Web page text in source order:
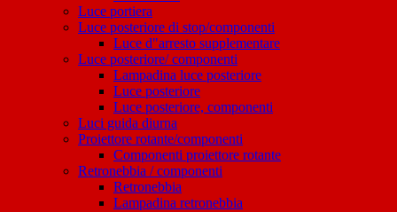
Luce portiera
Luce posteriore di stop/componenti
Luce d"arresto supplementare
Luce posteriore/ componenti
Lampadina luce posteriore
Luce posteriore
Luce posteriore, componenti
Luci guida diurna
Proiettore rotante/componenti
Componenti proiettore rotante
Retronebbia / componenti
Retronebbia
Lampadina retronebbia